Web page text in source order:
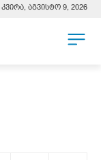
კვირა, აგვისტო 9, 2026